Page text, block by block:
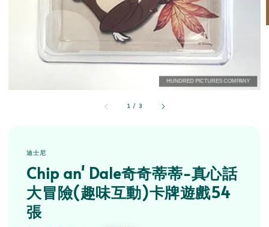
1 / 3
迪士尼
Chip an' Dale奇奇蒂蒂-真心話
大冒險(趣味互動)卡牌遊戲54
張